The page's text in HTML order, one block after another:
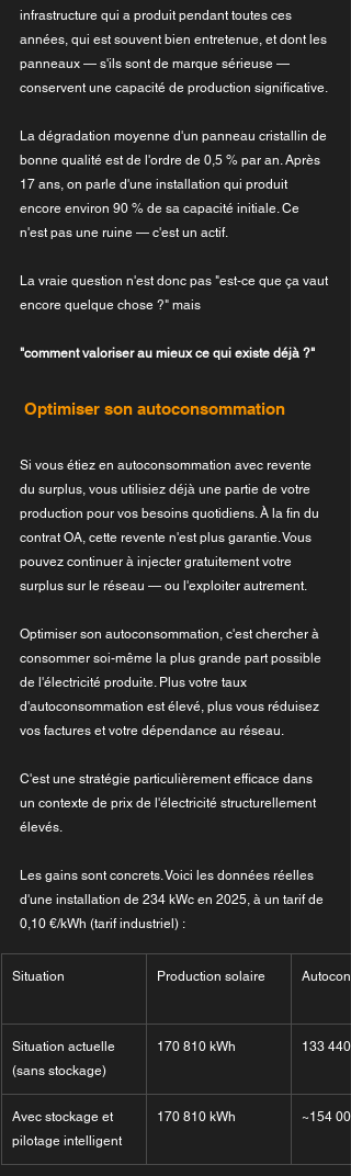
infrastructure qui a produit pendant toutes ces
années, qui est souvent bien entretenue, et dont les
panneaux — s'ils sont de marque sérieuse —
conservent une capacité de production significative.
La dégradation moyenne d'un panneau cristallin de
bonne qualité est de l'ordre de 0,5 % par an. Après
17 ans, on parle d'une installation qui produit
encore environ 90 % de sa capacité initiale. Ce
n'est pas une ruine — c'est un actif.
La vraie question n'est donc pas "est-ce que ça vaut
encore quelque chose ?" mais
"comment valoriser au mieux ce qui existe déjà ?"
Optimiser son autoconsommation
Si vous étiez en autoconsommation avec revente
du surplus, vous utilisiez déjà une partie de votre
production pour vos besoins quotidiens. À la fin du
contrat OA, cette revente n'est plus garantie. Vous
pouvez continuer à injecter gratuitement votre
surplus sur le réseau — ou l'exploiter autrement.
Optimiser son autoconsommation, c'est chercher à
consommer soi-même la plus grande part possible
de l'électricité produite. Plus votre taux
d'autoconsommation est élevé, plus vous réduisez
vos factures et votre dépendance au réseau.
C'est une stratégie particulièrement efficace dans
un contexte de prix de l'électricité structurellement
élevés.
Les gains sont concrets. Voici les données réelles
d'une installation de 234 kWc en 2025, à un tarif de
0,10 €/kWh (tarif industriel) :
Situation Production solaire
Situation actuelle
(sans stockage)
170 810 kWh 133 440
Avec stockage et
pilotage intelligent
170 810 kWh ~154